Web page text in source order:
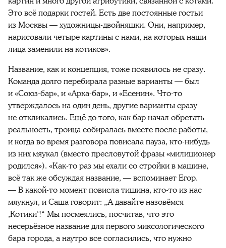
Это всё подарки гостей. Есть две постоянные гостьи
из Москвы — художницы-двойняшки. Они, например,
нарисовали четыре картины с нами, на которых наши
лица заменили на котиков».
Название, как и концепция, тоже появилось не сразу.
Команда долго перебирала разные варианты — был
и «Союз-бар», и «Арка-бар», и «Есенин». Что-то
утверждалось на один день, другие варианты сразу
не откликались. Ещё до того, как бар начал обретать
реальность, троица собиралась вместе после работы,
и когда во время разговора повисала пауза, кто-нибудь
из них мяукал (вместо пресловутой фразы «милиционер
родился»). «Как-то раз мы ехали со стройки в машине,
всё так же обсуждая название, — вспоминает Егор.
— В какой-то момент повисла тишина, кто-то из нас
мяукнул, и Саша говорит: „А давайте назовёмся
‚Котики‘!“ Мы посмеялись, посчитав, что это
несерьёзное название для первого миксологического
бара города, а наутро все согласились, что нужно